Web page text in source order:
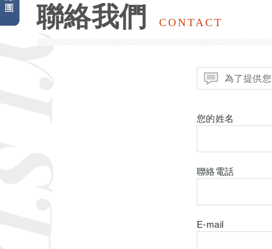
聯絡我們 CONTACT
為了提供
您的姓名
聯絡電話
E-mail